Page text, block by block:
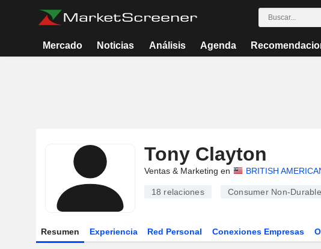
Mercado Noticias Análisis Agenda
Tony Clayton
Ventas & Marketing en BRITISH
18 relaciones Consumer Non-
Resumen Experiencia Red Personal Conexiones Empresas